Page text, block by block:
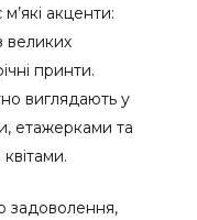
акценти:
великих
принти.
виглядають у
етажерками та
задоволення,